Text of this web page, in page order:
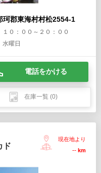
珂郡東海村村松2554-1
１０：００～２０：００
水曜日
電話をかける
在庫一覧 (0)
ド
現在地より
-- km